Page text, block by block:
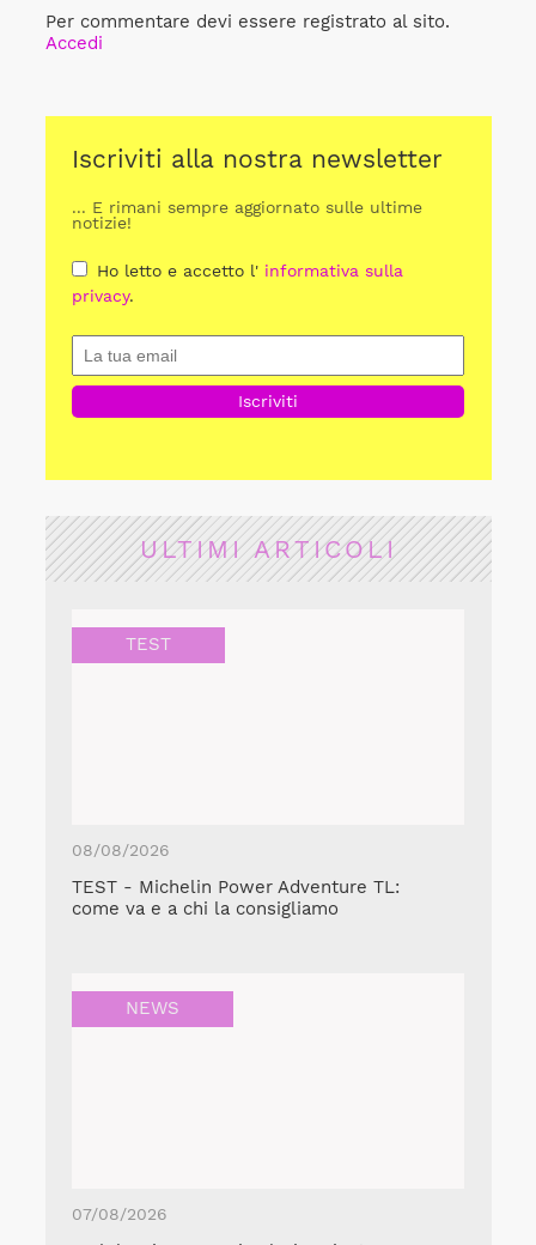
Per commentare devi essere registrato al sito.
Accedi
Iscriviti alla nostra newsletter
... E rimani sempre aggiornato sulle ultime
notizie!
Ho letto e accetto l' informativa sulla
privacy.
ULTIMI ARTICOLI
TEST
08/08/2026
TEST - Michelin Power Adventure TL:
come va e a chi la consigliamo
NEWS
07/08/2026